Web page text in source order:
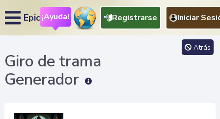
Epic¡Ayuda! Registrarse Iniciar
Giro de trama
Generador
Atrás